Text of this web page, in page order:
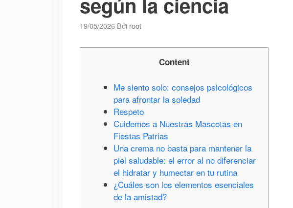
19/05/2026 Bởi root
Content
Me siento solo: consejos psicológicos
para afrontar la soledad
Respeto
Cuidemos a Nuestras Mascotas en
Fiestas Patrias
Una crema no basta para mantener la
piel saludable: el error al no diferenciar
el hidratar y humectar en tu rutina
¿Cuáles son los elementos esenciales
de la amistad?